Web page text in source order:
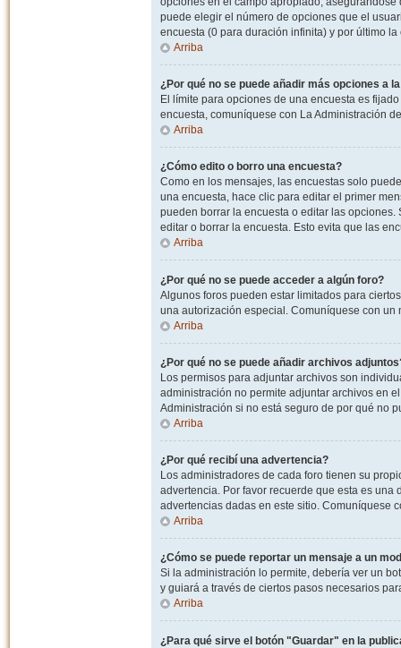
puede elegir el número de opciones que el
encuesta (0 para duración infinita) y por último
Arriba
¿Por qué no se puede añadir más opciones a
El límite para opciones de una encuesta es
encuesta, comuníquese con La Administración
Arriba
¿Cómo edito o borro una encuesta?
Como en los mensajes, las encuestas solo
una encuesta, hace clic para editar el primer
pueden borrar la encuesta o editar las
editar o borrar la encuesta. Esto evita que las
Arriba
¿Por qué no se puede acceder a algún foro?
Algunos foros pueden estar limitados para
una autorización especial. Comuníquese con
Arriba
¿Por qué no se puede añadir archivos
Los permisos para adjuntar archivos son
administración no permite adjuntar archivos en
Administración si no está seguro de por qué no
Arriba
¿Por qué recibí una advertencia?
Los administradores de cada foro tienen su
advertencia. Por favor recuerde que esta es
advertencias dadas en este sitio. Comuníquese
Arriba
¿Cómo se puede reportar un mensaje a un
Si la administración lo permite, debería ver un
y guiará a través de ciertos pasos necesarios
Arriba
¿Para qué sirve el botón "Guardar" en la